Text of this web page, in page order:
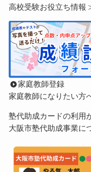
高校受験お役立ち情報
家庭教師登録
家庭教師になりたい方
塾代助成カードの利用
大阪市塾代助成事業に